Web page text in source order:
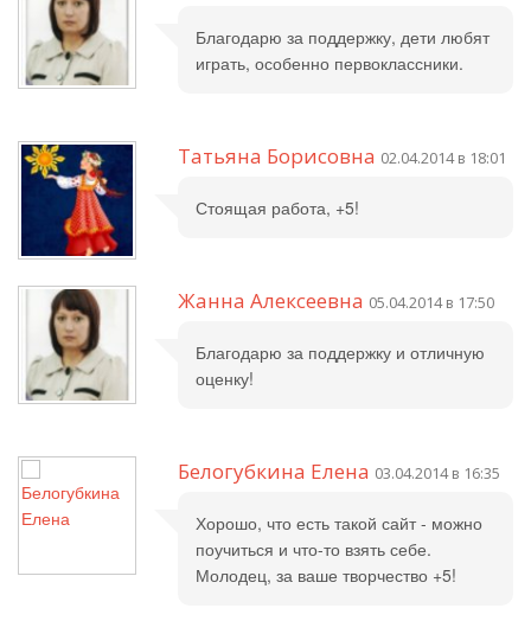
Благодарю за поддержку, дети любят
играть, особенно первоклассники.
Татьяна Борисовна 02.04.2014 в 18:01
Стоящая работа, +5!
Жанна Алексеевна 05.04.2014 в 17:50
Благодарю за поддержку и отличную
оценку!
Белогубкина Елена 03.04.2014 в 16:35
Хорошо, что есть такой сайт - можно
поучиться и что-то взять себе.
Молодец, за ваше творчество +5!